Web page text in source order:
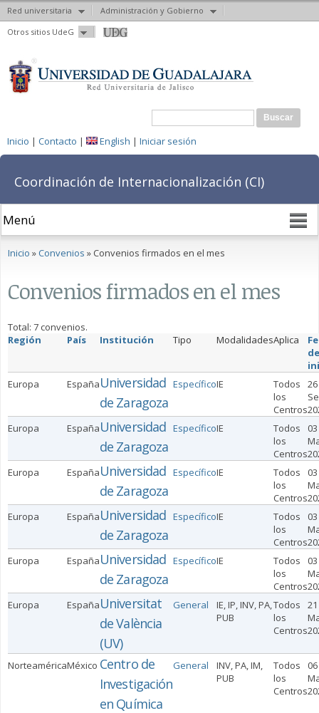
Red universitaria
Administración y Gobierno
Otros sitios UdeG
Pasar al
contenido
Formulario de búsqueda
Buscar
Inicio | Contacto | English | Iniciar sesión
Coordinación de Internacionalización (CI)
Se encuentra usted aquí
Inicio »Convenios » Convenios firmados en el mes
Convenios firmados en el mes
Total: 7 convenios.
Región
País Institución Tipo ModalidadesAplica
de
Europa
EspañaUniversidad
de Zaragoza
EspecíficoIE
Todos
los
Centros
26
Europa
EspañaUniversidad
de Zaragoza
EspecíficoIE
Todos
los
Centros
03
Europa
EspañaUniversidad
de Zaragoza
EspecíficoIE
Todos
los
Centros
03
Europa
EspañaUniversidad
de Zaragoza
EspecíficoIE
Todos
los
Centros
03
Europa
EspañaUniversidad
de Zaragoza
EspecíficoIE
Todos
los
Centros
03
Europa
EspañaUniversitat
de València
(UV)
General
IE, IP, INV, PA,
PUB
Todos
los
Centros
21
NorteaméricaMéxico Centro de
Investigación
en Química
General
INV, PA, IM,
PUB
Todos
los
Centros
06